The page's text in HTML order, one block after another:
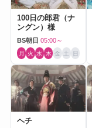
100日の郎君（ナ
ングン）様
BS朝日 05:00～
月 火 水 木 金 土 日
ヘチ